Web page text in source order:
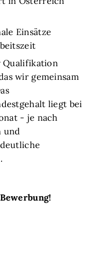
Einsätze
Qualifikation
wir gemeinsam
liegt bei
- je nach
und